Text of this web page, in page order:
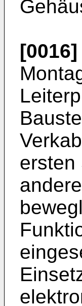
[0016]
ersten